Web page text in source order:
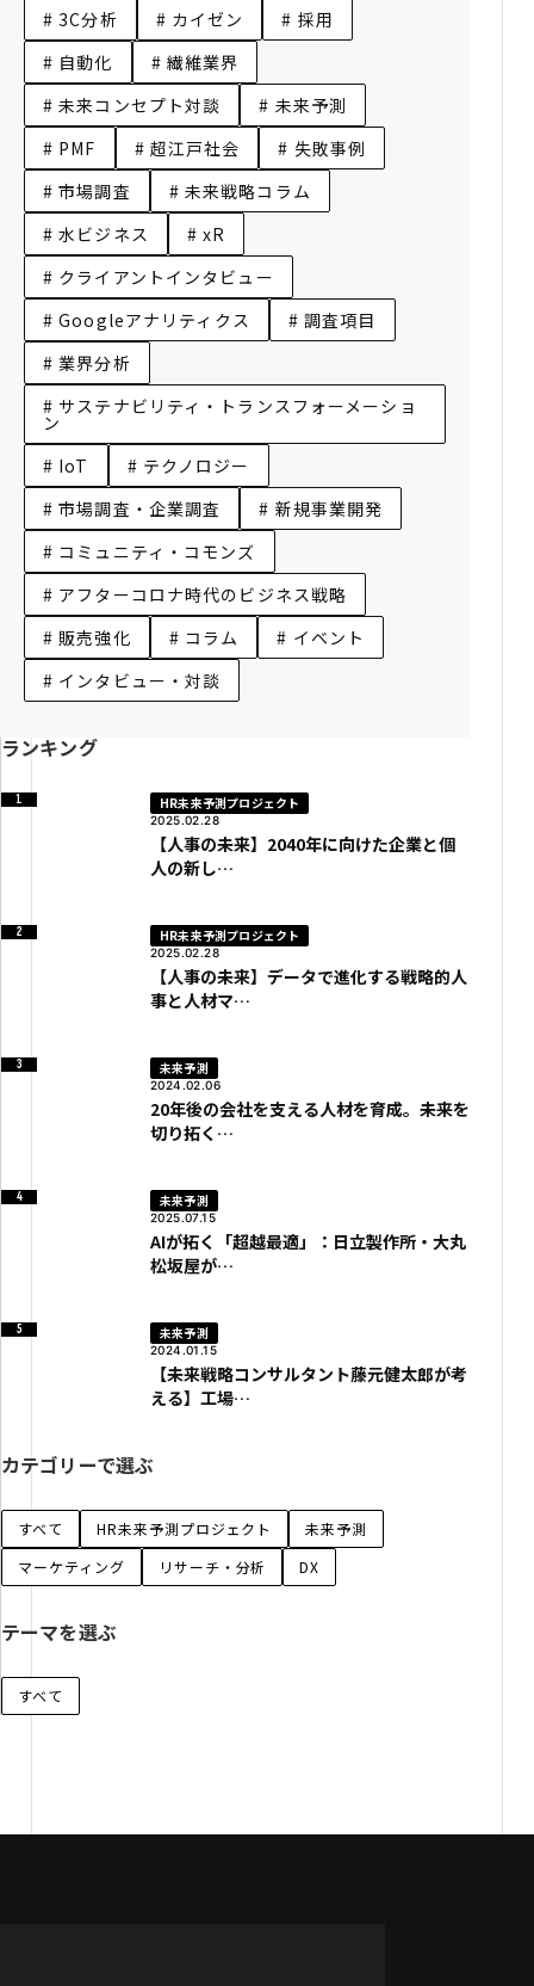
# 3C分析
# カイゼン
# 採用
# 自動化
# 繊維業界
# 未来コンセプト対談
# 未来予測
# PMF
# 超江戸社会
# 失敗事例
# 市場調査
# 未来戦略コラム
# 水ビジネス
# xR
# クライアントインタビュー
# Googleアナリティクス
# 調査項目
# 業界分析
# サステナビリティ・トランスフォーメーショ
ン
# IoT
# テクノロジー
# 市場調査・企業調査
# 新規事業開発
# コミュニティ・コモンズ
# アフターコロナ時代のビジネス戦略
# 販売強化
# コラム
# イベント
# インタビュー・対談
ランキング
HR未来予測プロジェクト
2025.02.28
【人事の未来】2040年に向けた企業と個
人の新し…
HR未来予測プロジェクト
2025.02.28
【人事の未来】データで進化する戦略的人
事と人材マ…
未来予測
2024.02.06
20年後の会社を支える人材を育成。未来を
切り拓く…
未来予測
2025.07.15
AIが拓く「超越最適」：日立製作所・大丸
松坂屋が…
未来予測
2024.01.15
【未来戦略コンサルタント藤元健太郎が考
える】工場…
カテゴリーで選ぶ
すべて HR未来予測プロジェクト
未来予測
マーケティング
リサーチ・分析 DX
テーマを選ぶ
すべて